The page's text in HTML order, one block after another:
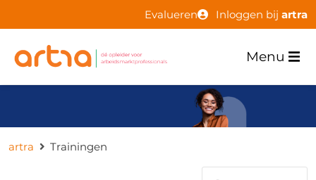
Evalueren Inloggen bij artra
Menu
artra Trainingen